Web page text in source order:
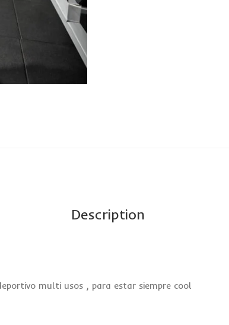
Description
multi usos , para estar siempre cool